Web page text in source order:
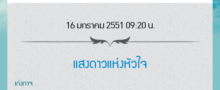
หน้าส่วนตัว
16 มกราคม 2551 09:20 น.
แสงดาวแห่งหัวใจ
เก่งกาจ